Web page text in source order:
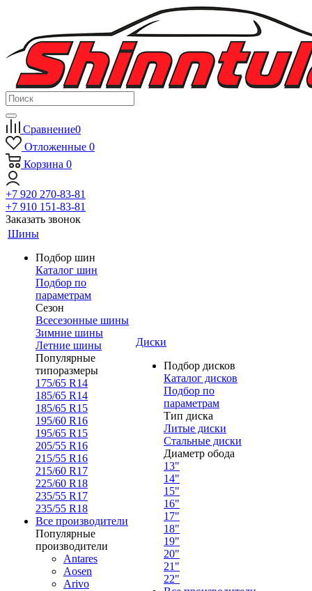
Сравнение0
Отложенные 0
Корзина 0
+7 920 270-83-81
+7 910 151-83-81
Заказать звонок
Шины
Подбор шин
Каталог шин
Подбор по
параметрам
Сезон
Всесезонные шины
Зимние шины
Летние шины
Популярные
типоразмеры
175/65 R14
185/65 R14
185/65 R15
195/60 R16
195/65 R15
205/55 R16
215/55 R16
215/60 R17
225/60 R18
235/55 R17
235/55 R18
Все производители
Популярные
производители
Antares
Aosen
Arivo
Диски
Подбор дисков
Каталог дисков
Подбор по
параметрам
Тип диска
Литые диски
Стальные диски
Диаметр обода
13"
14"
15"
16"
17"
18"
19"
20"
21"
22"